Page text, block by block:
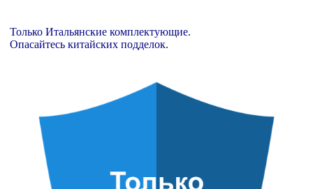
Только Итальянские комплектующие.
Опасайтесь китайских подделок.